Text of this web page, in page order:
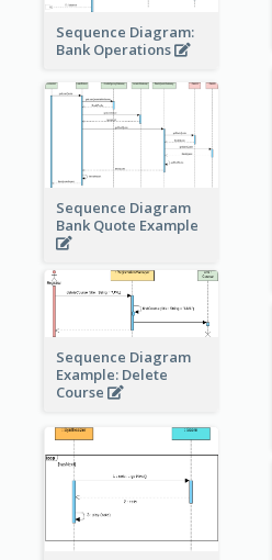
Sequence Diagram:
Bank Operations
Sequence Diagram
Bank Quote Example
Sequence Diagram
Example: Delete
Course